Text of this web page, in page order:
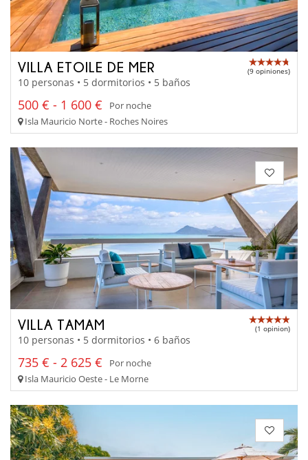
VILLA ETOILE DE MER (9 opiniones)
10 personas • 5 dormitorios • 5 baños
500 € - 1 600 €
Por noche
Isla Mauricio Norte - Roches Noires
VILLA TAMAM (1 opinion)
10 personas • 5 dormitorios • 6 baños
735 € - 2 625 €
Por noche
Isla Mauricio Oeste - Le Morne